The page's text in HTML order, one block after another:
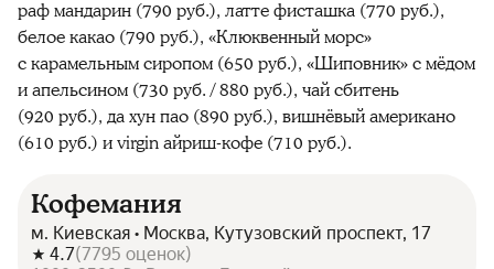
раф мандарин (790 руб.), латте фисташка (770 руб.),
белое какао (790 руб.), «Клюквенный морс»
с карамельным сиропом (650 руб.), «Шиповник» с мёдом
и апельсином (730 руб. / 880 руб.), чай сбитень
(920 руб.), да хун пао (890 руб.), вишнёвый американо
(610 руб.) и virgin айриш-кофе (710 руб.).
Кофемания
м. Киевская • Москва, Кутузовский проспект, 17
4.7(7795 оценок)